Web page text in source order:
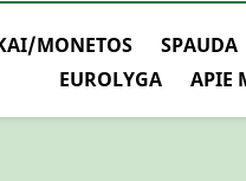
MONETOS SPAUDA
EUROLYGA
APIE